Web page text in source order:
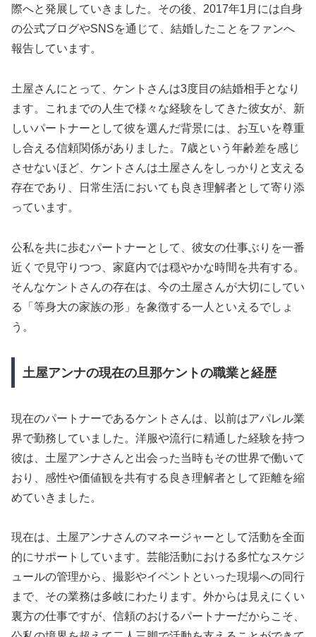
際へと発展していきました。その後、2017年1月には自身
の公式ブログやSNSを通じて、結婚したことをファンへ
報告しています。
土屋さんにとって、ケントさんは3度目の結婚相手となり
ます。これまでの人生で様々な経験をしてきた彼女が、新
しいパートナーとして彼を選んだ背景には、お互いを尊重
し合える信頼関係がありました。7歳という年齢差を感じ
させないほど、ケントさんは土屋さんをしっかりと支える
存在であり、日常生活においても良き理解者として寄り添
っています。
公私を共に歩むパートナーとして、彼女の仕事ぶりを一番
近くで見守りつつ、家庭内では穏やかな時間を共有する。
そんなケントさんの存在は、今の土屋さんが大切にしてい
る「等身大の家族の形」を象徴する一人といえるでしょ
う。
土屋アンナの現在の旦那ケントの職業と経歴
現在のパートナーであるケントさんは、以前はアパレル業
界で勤務していました。洋服や流行に精通した経験を持つ
彼は、土屋アンナさんと出会った当時もその世界で働いて
おり、感性や価値観を共有する良き理解者として距離を縮
めていきました。
現在は、土屋アンナさんのマネージャーとして活動を全面
的にサポートしています。芸能活動における多忙なスケジ
ュールの管理から、撮影やイベントといった現場への同行
まで、その業務は多岐にわたります。外からは見えにくい
裏方の仕事ですが、信頼のおけるパートナーだからこそ、